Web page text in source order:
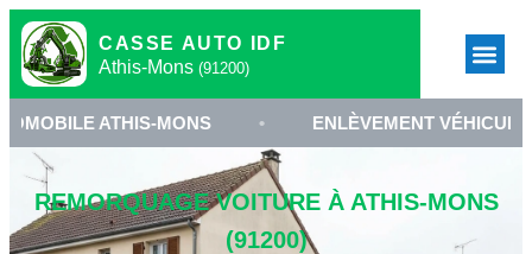
CASSE AUTO IDF
Athis-Mons (91200)
MONS • ENLÈVEMENT VÉHICULE 91200
REMORQUAGE VOITURE À ATHIS-MONS
(91200)